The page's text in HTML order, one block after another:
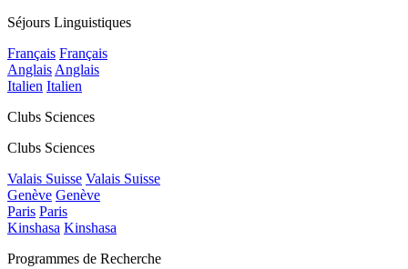
Séjours Linguistiques
Français Français
Anglais Anglais
Italien Italien
Clubs Sciences
Clubs Sciences
Valais Suisse Valais Suisse
Genève Genève
Paris Paris
Kinshasa Kinshasa
Programmes de Recherche